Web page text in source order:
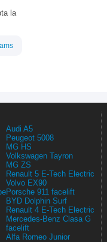
la
Audi A5
Peugeot 5008
MG HS
Volkswagen Tayron
MG ZS
Renault 5 E-Tech Electric
Volvo EX90
Porsche 911 facelift
BYD Dolphin Surf
Renault 4 E-Tech Electric
Mercedes-Benz Clasa G
facelift
Alfa Romeo Junior